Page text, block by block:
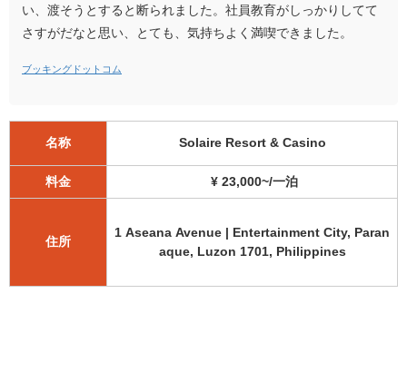
い、渡そうとすると断られました。社員教育がしっかりしてて
さすがだなと思い、とても、気持ちよく満喫できました。
ブッキングドットコム
名称 Solaire Resort & Casino
料金 ¥ 23,000~/一泊
住所
1 Aseana Avenue | Entertainment City, Paran
aque, Luzon 1701, Philippines